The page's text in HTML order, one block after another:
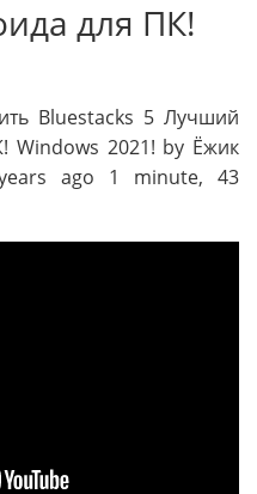
для ПК!
Bluestacks 5 Лучший
Windows 2021! by Ёжик
ago 1 minute, 43